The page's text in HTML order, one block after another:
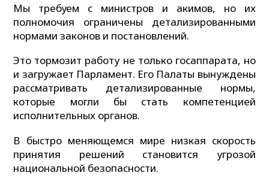
Мы требуем с министров и акимов, но их
полномочия ограничены детализированными
нормами законов и постановлений.
Это тормозит работу не только госаппарата, но
и загружает Парламент. Его Палаты вынуждены
рассматривать детализированные нормы,
которые могли бы стать компетенцией
исполнительных органов.
В быстро меняющемся мире низкая скорость
принятия решений становится угрозой
национальной безопасности.